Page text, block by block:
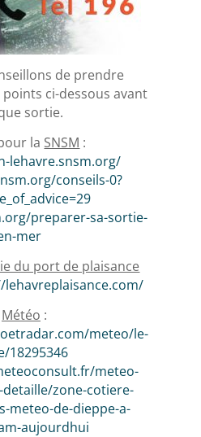
de prendre
ci-dessous avant
sortie.
la SNSM :
lehavre.snsm.org/
conseils-0?
preparer-sa-sortie-
mer
du port de plaisance
Météo :
meteo/le-
18295346
meteo-
zone-cotiere-
meteo-de-dieppe-a-
aujourdhui